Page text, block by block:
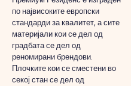
по највисоките европски
стандарди за квалитет, а сите
материјали кои се дел од
градбата се дел од
реномирани брендови.
Плочките кои се сместени во
секој стан се дел од